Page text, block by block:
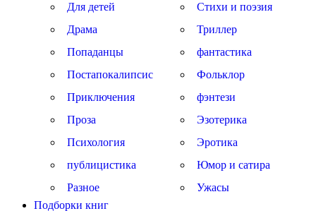
Для детей
Драма
Попаданцы
Постапокалипсис
Приключения
Проза
Психология
публицистика
Разное
Стихи и поэзия
Триллер
фантастика
Фольклор
фэнтези
Эзотерика
Эротика
Юмор и сатира
Ужасы
Подборки книг